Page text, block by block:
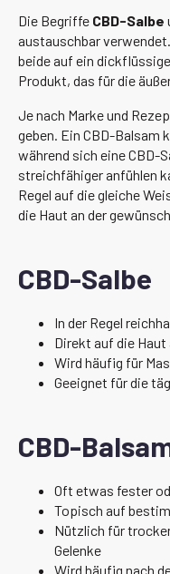
Die Begriffe CBD-Salbe
austauschbar
beide auf ein
Produkt, das für die
Je nach Marke und
geben. Ein CBD-Balsam
während sich eine CBD-
streichfähiger anfühlen
Regel auf die gleiche
die Haut an der
CBD-Salbe
In der Regel
Direkt auf die
Wird häufig für
Geeignet für die
CBD-
Oft etwas fester
Topisch auf
Nützlich für
Gelenke
Wird häufig nach